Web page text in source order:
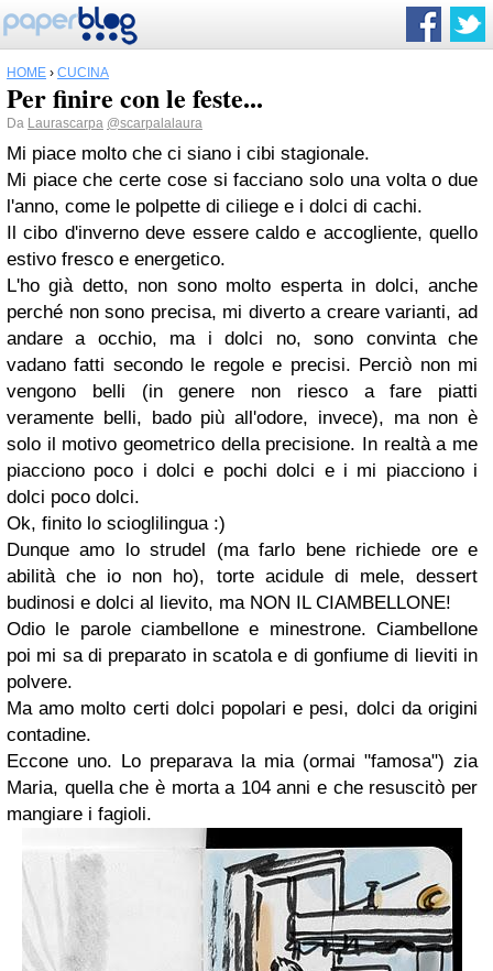
HOME › CUCINA
Per finire con le feste...
Da Laurascarpa @scarpalalaura
Mi piace molto che ci siano i cibi stagionale.
Mi piace che certe cose si facciano solo una volta o due
l'anno, come le polpette di ciliege e i dolci di cachi.
Il cibo d'inverno deve essere caldo e accogliente, quello
estivo fresco e energetico.
L'ho già detto, non sono molto esperta in dolci, anche
perché non sono precisa, mi diverto a creare varianti, ad
andare a occhio, ma i dolci no, sono convinta che
vadano fatti secondo le regole e precisi. Perciò non mi
vengono belli (in genere non riesco a fare piatti
veramente belli, bado più all'odore, invece), ma non è
solo il motivo geometrico della precisione. In realtà a me
piacciono poco i dolci e pochi dolci e i mi piacciono i
dolci poco dolci.
Ok, finito lo scioglilingua :)
Dunque amo lo strudel (ma farlo bene richiede ore e
abilità che io non ho), torte acidule di mele, dessert
budinosi e dolci al lievito, ma NON IL CIAMBELLONE!
Odio le parole ciambellone e minestrone. Ciambellone
poi mi sa di preparato in scatola e di gonfiume di lieviti in
polvere.
Ma amo molto certi dolci popolari e pesi, dolci da origini
contadine.
Eccone uno. Lo preparava la mia (ormai "famosa") zia
Maria, quella che è morta a 104 anni e che resuscitò per
mangiare i fagioli.